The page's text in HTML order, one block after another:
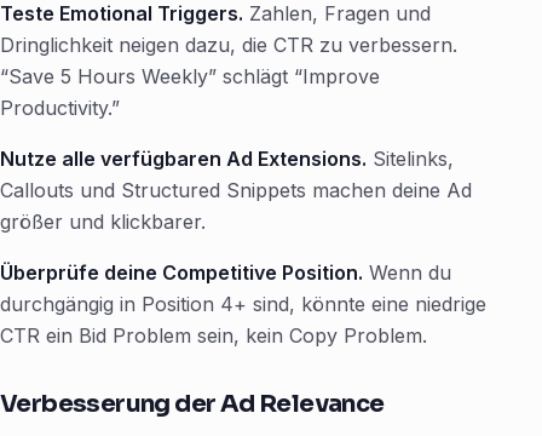
Teste Emotional Triggers. Zahlen, Fragen und
Dringlichkeit neigen dazu, die CTR zu verbessern.
“Save 5 Hours Weekly” schlägt “Improve
Productivity.”
Nutze alle verfügbaren Ad Extensions. Sitelinks,
Callouts und Structured Snippets machen deine Ad
größer und klickbarer.
Überprüfe deine Competitive Position. Wenn du
durchgängig in Position 4+ sind, könnte eine niedrige
CTR ein Bid Problem sein, kein Copy Problem.
Verbesserung der Ad Relevance